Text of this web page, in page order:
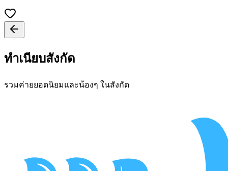
ทำเนียบสังกัด
รวมค่ายยอดนิยมและน้องๆ ในสังกัด